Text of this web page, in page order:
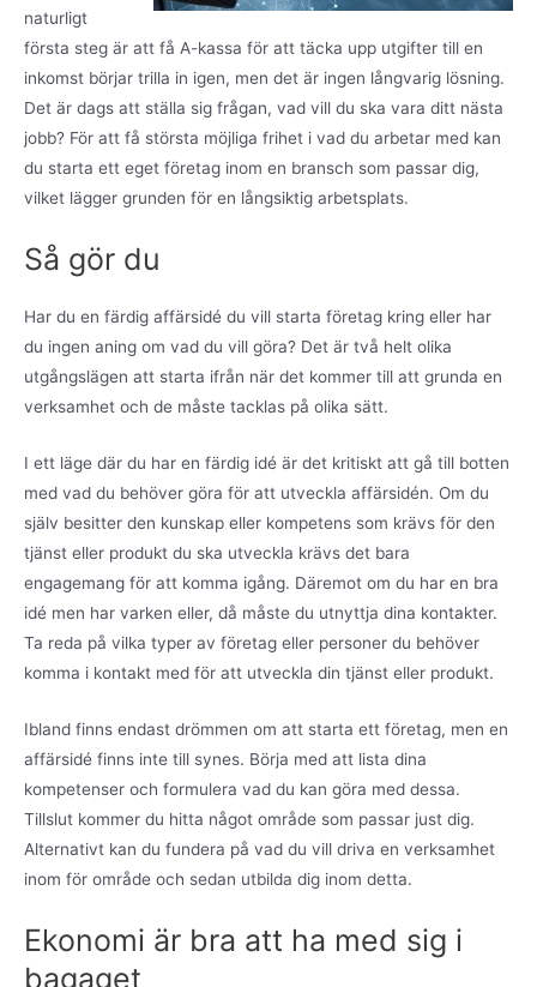
naturligt
första steg är att få A-kassa för att täcka upp utgifter till en
inkomst börjar trilla in igen, men det är ingen långvarig lösning.
Det är dags att ställa sig frågan, vad vill du ska vara ditt nästa
jobb? För att få största möjliga frihet i vad du arbetar med kan
du starta ett eget företag inom en bransch som passar dig,
vilket lägger grunden för en långsiktig arbetsplats.
Så gör du
Har du en färdig affärsidé du vill starta företag kring eller har
du ingen aning om vad du vill göra? Det är två helt olika
utgångslägen att starta ifrån när det kommer till att grunda en
verksamhet och de måste tacklas på olika sätt.
I ett läge där du har en färdig idé är det kritiskt att gå till botten
med vad du behöver göra för att utveckla affärsidén. Om du
själv besitter den kunskap eller kompetens som krävs för den
tjänst eller produkt du ska utveckla krävs det bara
engagemang för att komma igång. Däremot om du har en bra
idé men har varken eller, då måste du utnyttja dina kontakter.
Ta reda på vilka typer av företag eller personer du behöver
komma i kontakt med för att utveckla din tjänst eller produkt.
Ibland finns endast drömmen om att starta ett företag, men en
affärsidé finns inte till synes. Börja med att lista dina
kompetenser och formulera vad du kan göra med dessa.
Tillslut kommer du hitta något område som passar just dig.
Alternativt kan du fundera på vad du vill driva en verksamhet
inom för område och sedan utbilda dig inom detta.
Ekonomi är bra att ha med sig i
bagaget